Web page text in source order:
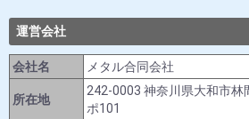
運営会社
会社名 メタル合同会社
所在地
242-0003 神奈川県大和市林
ポ101